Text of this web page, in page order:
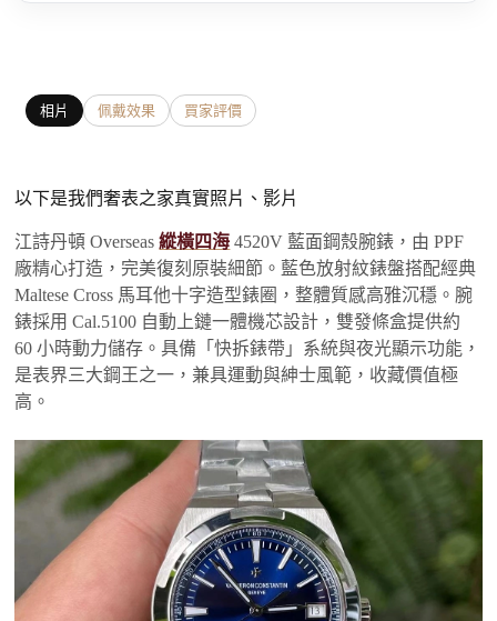
相片 佩戴效果 買家評價
以下是我們奢表之家真實照片、影片
江詩丹頓 Overseas縱橫四海 4520V 藍面鋼殼腕錶，由 PPF
廠精心打造，完美復刻原裝細節。藍色放射紋錶盤搭配經典
Maltese Cross 馬耳他十字造型錶圈，整體質感高雅沉穩。腕
錶採用 Cal.5100 自動上鏈一體機芯設計，雙發條盒提供約
60 小時動力儲存。具備「快拆錶帶」系統與夜光顯示功能，
是表界三大鋼王之一，兼具運動與紳士風範，收藏價值極
高。